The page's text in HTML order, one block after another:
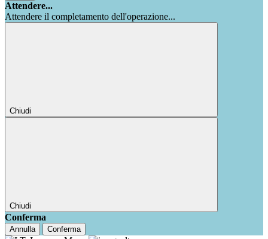
Attendere...
Attendere il completamento dell'operazione...
Chiudi
Chiudi
Conferma
Annulla Conferma